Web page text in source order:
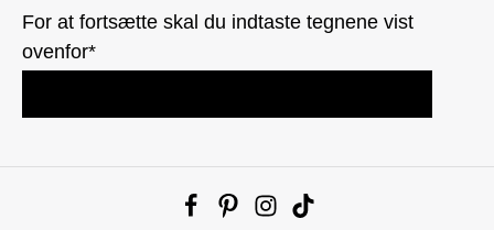
For at fortsætte skal du indtaste tegnene vist
ovenfor*